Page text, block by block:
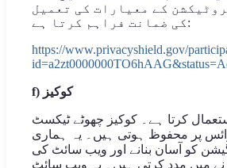
کے معیارات کی تعمیل
کی ضمانت فراہم کرتا ہے:
https://www.privacyshield.gov/
f) کوکیز
کرتا ہے۔ کوکیز چھوٹے ٹیکسٹ
پر محفوظ ہوتی ہیں۔ یہ ہماری
کو آسان بنانے اور ویب سائٹ کی
میں مدد کرتی ہیں۔ یہ ویب سائٹ